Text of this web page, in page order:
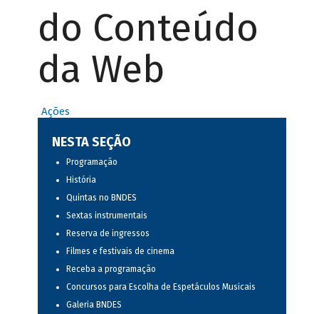
do Conteúdo
da Web
Ações
NESTA SEÇÃO
Programação
História
Quintas no BNDES
Sextas instrumentais
Reserva de ingressos
Filmes e festivais de cinema
Receba a programação
Concursos para Escolha de Espetáculos Musicais
Galeria BNDES